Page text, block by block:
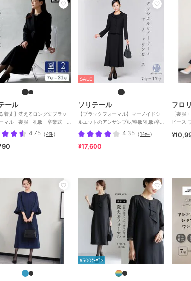
ール
る着丈】洗えるロング丈ブラッ
ーマル 喪服 礼服 卒業式
4.75 （4件）
SALE
ソリテール
【ブラックフォーマル】マーメイドシ
ルエットのアンサンブル/喪服/礼服/卒
業式/卒園式
4.35 （14件）
¥17,600
フロ
【喪服
ピース
¥500ｸｰﾎﾟﾝ